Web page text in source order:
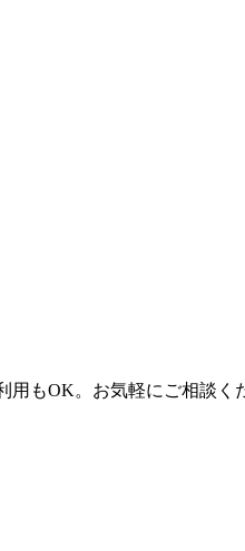
もOK。お気軽にご相談く